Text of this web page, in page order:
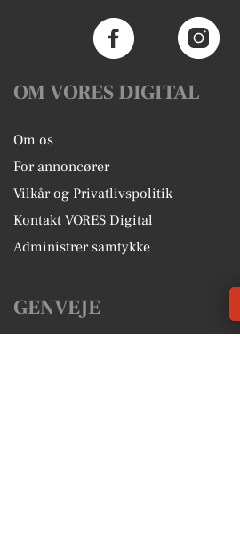
OM VORES DIGITAL
Om os
For annoncører
Vilkår og Privatlivspolitik
Kontakt VORES Digital
Administrer samtykke
GENVEJE